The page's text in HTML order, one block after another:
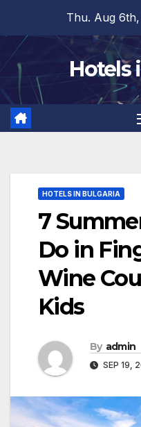
content
Thu. Aug
Hotels
HOTELS IN BULGARIA
7
Do in
Wine
Kids
By admin
SEP 19,